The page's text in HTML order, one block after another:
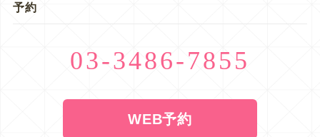
予約
03-3486-7855
WEB予約